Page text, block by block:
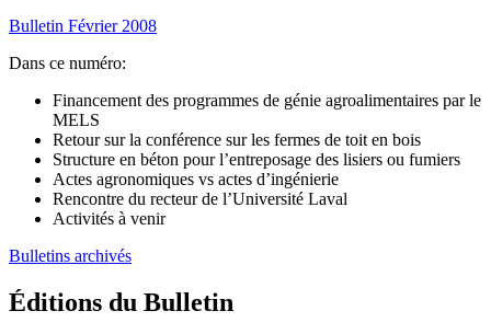
Bulletin Février 2008
Dans ce numéro:
Financement des programmes de génie agroalimentaires par le
MELS
Retour sur la conférence sur les fermes de toit en bois
Structure en béton pour l’entreposage des lisiers ou fumiers
Actes agronomiques vs actes d’ingénierie
Rencontre du recteur de l’Université Laval
Activités à venir
Bulletins archivés
Éditions du Bulletin